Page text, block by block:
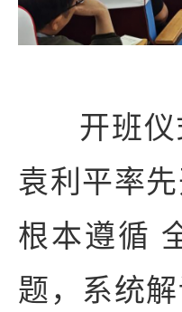
开班
袁利平率
根本遵循
题，系统